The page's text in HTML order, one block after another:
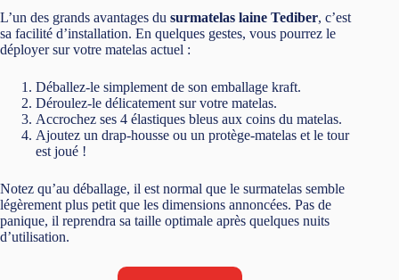
L’un des grands avantages du surmatelas laine Tediber, c’est
sa facilité d’installation. En quelques gestes, vous pourrez le
déployer sur votre matelas actuel :
Déballez-le simplement de son emballage kraft.
Déroulez-le délicatement sur votre matelas.
Accrochez ses 4 élastiques bleus aux coins du matelas.
Ajoutez un drap-housse ou un protège-matelas et le tour
est joué !
Notez qu’au déballage, il est normal que le surmatelas semble
légèrement plus petit que les dimensions annoncées. Pas de
panique, il reprendra sa taille optimale après quelques nuits
d’utilisation.